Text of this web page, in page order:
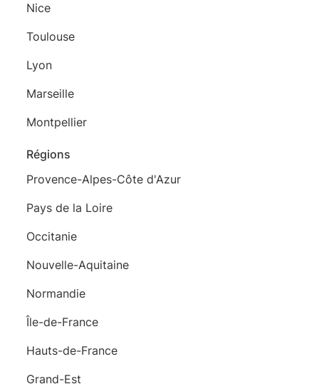
Nice
Toulouse
Lyon
Marseille
Montpellier
Régions
Provence-Alpes-Côte d'Azur
Pays de la Loire
Occitanie
Nouvelle-Aquitaine
Normandie
Île-de-France
Hauts-de-France
Grand-Est